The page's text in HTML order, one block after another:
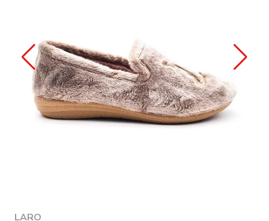
LARO